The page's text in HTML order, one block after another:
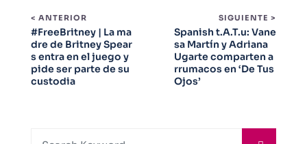
< ANTERIOR
#FreeBritney | La ma
dre de Britney Spear
s entra en el juego y
pide ser parte de su
custodia
SIGUIENTE >
Spanish t.A.T.u: Vane
sa Martín y Adriana
Ugarte comparten a
rrumacos en ‘De Tus
Ojos’